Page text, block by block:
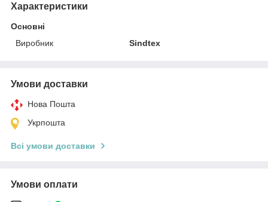
Характеристики
Основні
Виробник
Sindtex
Умови доставки
Нова Пошта
Укрпошта
Всі умови доставки
Умови оплати